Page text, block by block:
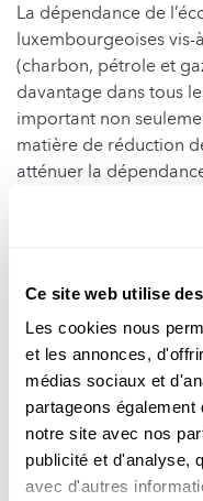
Ce site web utilise
Les cookies nous
et les annonces,
médias sociaux et
partageons
notre site avec nos
publicité et d'analyse,
avec d'autres
La dépendance de
luxembourgeoises vis-
(charbon, pétrole et
davantage dans tous
important non
matière de réduction
atténuer la
importées, qui sont
changements
de
trois piliers :
La suffisance :
énergie
L'efficacité
énergétique
La production
décarbonisation de